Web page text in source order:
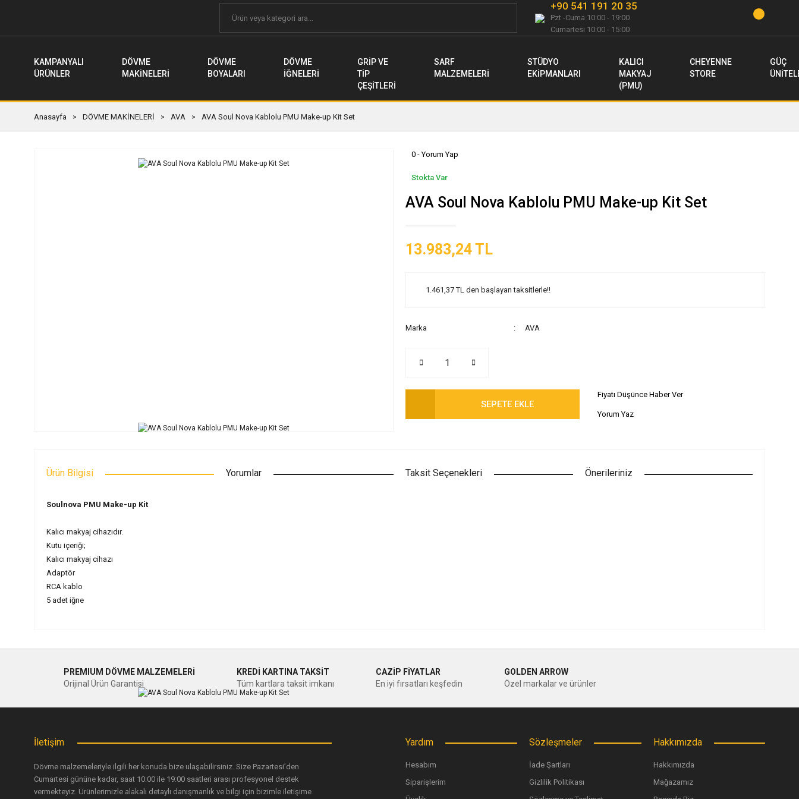
+90 541 191 20 35
Pzt -Cuma 10:00 - 19:00
Cumartesi 10:00 - 15:00
KAMPANYALI
ÜRÜNLER
DÖVME
MAKİNELERİ
DÖVME
BOYALARI
DÖVME
İĞNELERİ
GRİP VE
TİP
ÇEŞİTLERİ
SARF
MALZEMELERİ
STÜDYO
EKİPMANLARI
KALICI
MAKYAJ
(PMU)
CHEYENNE
STORE
GÜÇ
Anasayfa DÖVME MAKİNELERİ AVA AVA Soul Nova Kablolu PMU Make-up Kit Set
0 - Yorum Yap
Stokta Var
AVA Soul Nova Kablolu PMU Make-up Kit Set
13.983,24 TL
1.461,37 TL den başlayan taksitlerle!!
Marka AVA
SEPETE EKLE
Fiyatı Düşünce Haber Ver
Yorum Yaz
Ürün Bilgisi Yorumlar Taksit Seçenekleri Önerileriniz
Soulnova PMU Make-up Kit
Kalıcı makyaj cihazıdır.
Kutu içeriği;
Kalıcı makyaj cihazı
Adaptör
RCA kablo
5 adet iğne
Yorum Yaz
Ürün resmi kalitesiz, bozuk veya görüntülenemiyor.
Ürün açıklamasında eksik bilgiler bulunuyor.
PREMIUM DÖVME MALZEMELERİ
Orijinal Ürün Garantisi
KREDİ KARTINA TAKSİT
Tüm kartlara taksit imkanı
CAZİP FİYATLAR
En iyi fırsatları keşfedin
GOLDEN ARROW
Özel markalar ve ürünler
İletişim
Dövme malzemeleriyle ilgili her konuda bize ulaşabilirsiniz. Size Pazartesi’den
Cumartesi gününe kadar, saat 10:00 ile 19:00 saatleri arası profesyonel destek
vermekteyiz. Ürünlerimizle alakalı detaylı danışmanlık ve bilgi için bizimle iletişime
Yardım
Hesabım
Siparişlerim
Sözleşmeler
İade Şartları
Gizlilik Politikası
Hakkımızda
Hakkımızda
Mağazamız